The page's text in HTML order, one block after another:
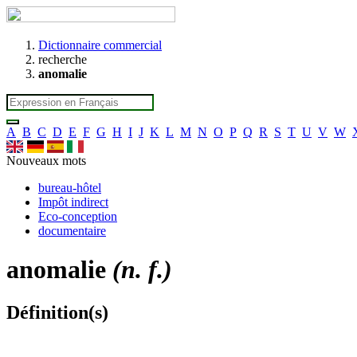
Dictionnaire commercial
recherche
anomalie
A B C D E F G H I J K L M N O P Q R S T U V W
Nouveaux mots
bureau-hôtel
Impôt indirect
Eco-conception
documentaire
anomalie (n. f.)
Définition(s)